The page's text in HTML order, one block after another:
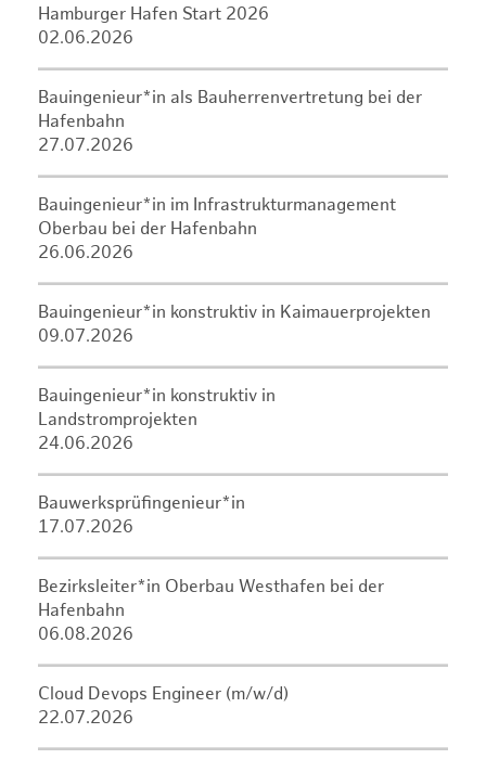
Hamburger Hafen Start 2026
02.06.2026
Bauingenieur*in als Bauherrenvertretung bei der
Hafenbahn
27.07.2026
Bauingenieur*in im Infrastrukturmanagement
Oberbau bei der Hafenbahn
26.06.2026
Bauingenieur*in konstruktiv in Kaimauerprojekten
09.07.2026
Bauingenieur*in konstruktiv in
Landstromprojekten
24.06.2026
Bauwerksprüfingenieur*in
17.07.2026
Bezirksleiter*in Oberbau Westhafen bei der
Hafenbahn
06.08.2026
Cloud Devops Engineer (m/w/d)
22.07.2026